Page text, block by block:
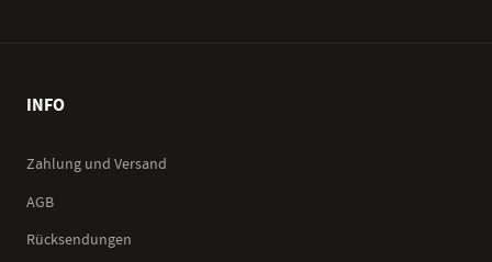
INFO
Zahlung und Versand
AGB
Rücksendungen